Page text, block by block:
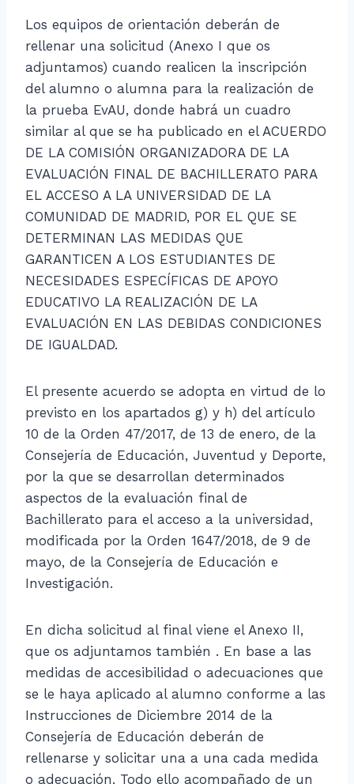
Los equipos de orientación deberán de
rellenar una solicitud (Anexo I que os
adjuntamos) cuando realicen la inscripción
del alumno o alumna para la realización de
la prueba EvAU, donde habrá un cuadro
similar al que se ha publicado en el ACUERDO
DE LA COMISIÓN ORGANIZADORA DE LA
EVALUACIÓN FINAL DE BACHILLERATO PARA
EL ACCESO A LA UNIVERSIDAD DE LA
COMUNIDAD DE MADRID, POR EL QUE SE
DETERMINAN LAS MEDIDAS QUE
GARANTICEN A LOS ESTUDIANTES DE
NECESIDADES ESPECÍFICAS DE APOYO
EDUCATIVO LA REALIZACIÓN DE LA
EVALUACIÓN EN LAS DEBIDAS CONDICIONES
DE IGUALDAD.
El presente acuerdo se adopta en virtud de lo
previsto en los apartados g) y h) del artículo
10 de la Orden 47/2017, de 13 de enero, de la
Consejería de Educación, Juventud y Deporte,
por la que se desarrollan determinados
aspectos de la evaluación final de
Bachillerato para el acceso a la universidad,
modificada por la Orden 1647/2018, de 9 de
mayo, de la Consejería de Educación e
Investigación.
En dicha solicitud al final viene el Anexo II,
que os adjuntamos también . En base a las
medidas de accesibilidad o adecuaciones que
se le haya aplicado al alumno conforme a las
Instrucciones de Diciembre 2014 de la
Consejería de Educación deberán de
rellenarse y solicitar una a una cada medida
o adecuación. Todo ello acompañado de un